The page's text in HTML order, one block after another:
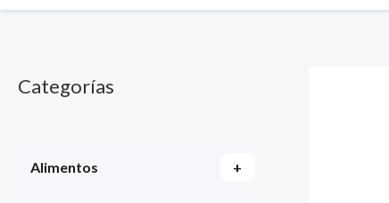
Categorías
Alimentos +